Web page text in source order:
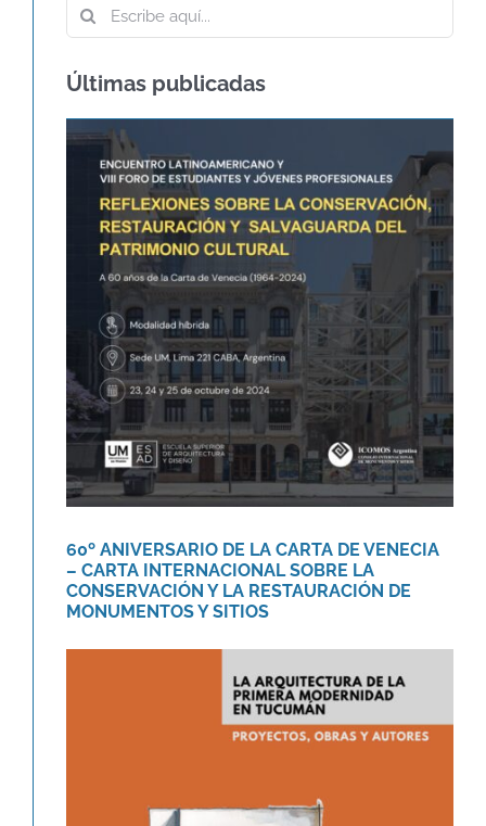
Buscar:
Últimas publicadas
60º ANIVERSARIO DE LA CARTA DE
VENECIA – CARTA
INTERNACIONAL SOBRE LA
CONSERVACIÓN Y LA
RESTAURACIÓN DE
MONUMENTOS Y SITIOS
Agenda Novedades
60º ANIVERSARIO DE LA CARTA DE VENECIA
– CARTA INTERNACIONAL SOBRE LA
CONSERVACIÓN Y LA RESTAURACIÓN DE
MONUMENTOS Y SITIOS